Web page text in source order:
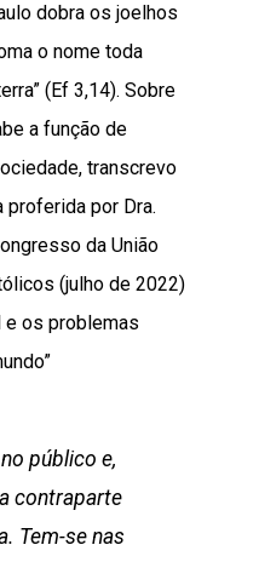
dobra os joelhos
o nome toda
(Ef 3,14). Sobre
a função de
transcrevo
proferida por Dra.
da União
(julho de 2022)
e os problemas
público e,
contraparte
Tem-se nas